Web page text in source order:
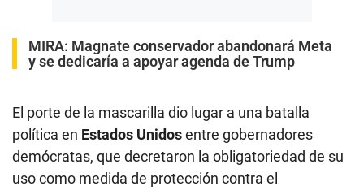
MIRA: Magnate conservador abandonará Meta
y se dedicaría a apoyar agenda de Trump
El porte de la mascarilla dio lugar a una batalla
política en Estados Unidosentre gobernadores
demócratas, que decretaron la obligatoriedad de su
uso como medida de protección contra el